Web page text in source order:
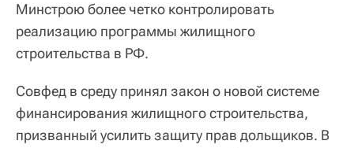
Минстрою более четко контролировать
реализацию программы жилищного
строительства в РФ.
Совфед в среду принял закон о новой системе
финансирования жилищного строительства,
призванный усилить защиту прав дольщиков. В